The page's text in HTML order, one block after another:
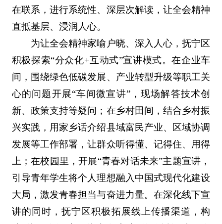
在联系，进行系统性、深层次解读，让全会精神
直抵基层、浸润人心。
为让全会精神家喻户晓、深入人心，抚宁区
积极探索“分众化+互动式”宣讲模式。在企业车
间，围绕绿色低碳发展、产业转型升级等职工关
心的问题开展“车间微宣讲”，现场解答技术创
新、政策支持等疑问；在乡村田间，结合乡村振
兴实践，用家乡话介绍县域富民产业、区域协调
发展等工作部署，让群众听得懂、记得住、用得
上；在校园里，开展“青春对话未来”主题宣讲，
引导青年学生将个人理想融入中国式现代化建设
大局，激发青春担当与奋进力量。在深化线下宣
讲的同时，抚宁区积极拓展线上传播渠道，构